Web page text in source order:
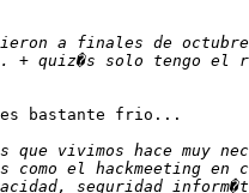
es bastante frio...